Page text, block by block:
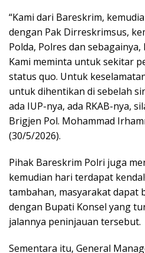
“Kami dari Bareskrim,
dengan Pak Dirreskrimsus,
Polda, Polres dan
Kami meminta untuk sekitar
status quo. Untuk
untuk dihentikan di sebelah
ada IUP-nya, ada RKAB-nya,
Brigjen Pol. Mohammad
(30/5/2026).
Pihak Bareskrim Polri juga
kemudian hari terdapat
tambahan, masyarakat dapat
dengan Bupati Konsel yang
jalannya peninjauan tersebut.
Sementara itu, General